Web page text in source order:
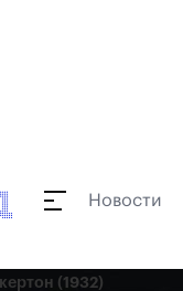
Новости
(1932)